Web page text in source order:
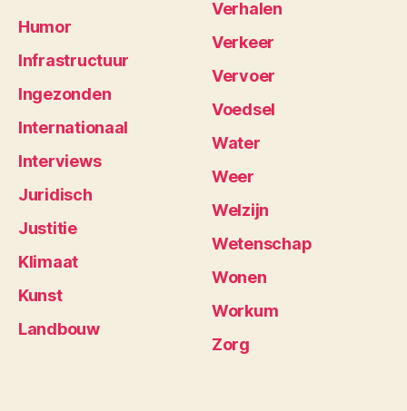
Humor
Infrastructuur
Ingezonden
Internationaal
Interviews
Juridisch
Justitie
Klimaat
Kunst
Landbouw
Verhalen
Verkeer
Vervoer
Voedsel
Water
Weer
Welzijn
Wetenschap
Wonen
Workum
Zorg